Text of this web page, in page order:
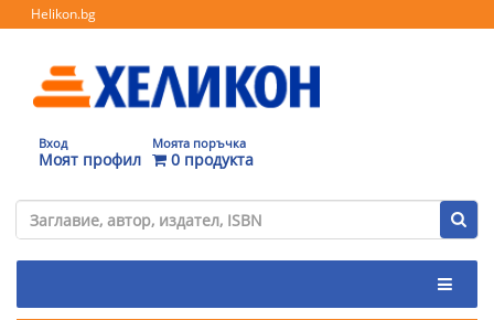
Helikon.bg
Вход
Моят профил
Моята поръчка
0 продукта